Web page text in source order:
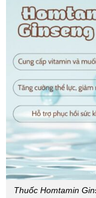
Thuốc Homtamin